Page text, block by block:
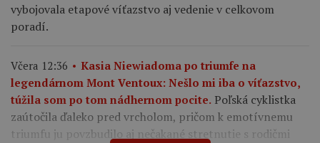
vybojovala etapové víťazstvo aj vedenie v celkovom
poradí.
Včera 12:36
Kasia Niewiadoma po triumfe na
legendárnom Mont Ventoux: Nešlo mi iba o víťazstvo,
túžila som po tom nádhernom pocite. Poľská cyklistka
zaútočila ďaleko pred vrcholom, pričom k emotívnemu
triumfu ju povzbudilo aj nečakané stretnutie s rodičmi